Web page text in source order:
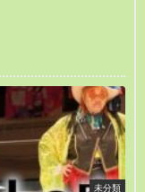
未分類